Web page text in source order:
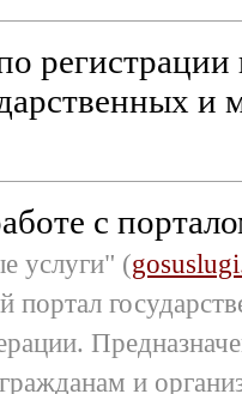
и
с
услуги" (
и